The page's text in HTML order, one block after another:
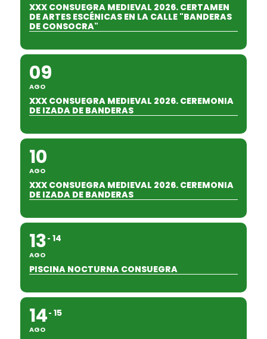
XXX CONSUEGRA MEDIEVAL 2026. CERTAMEN
DE ARTES ESCÉNICAS EN LA CALLE "BANDERAS
DE CONSOCRA"
09
AGO
XXX CONSUEGRA MEDIEVAL 2026. CEREMONIA
DE IZADA DE BANDERAS
10
AGO
XXX CONSUEGRA MEDIEVAL 2026. CEREMONIA
DE IZADA DE BANDERAS
13
AGO
14
PISCINA NOCTURNA CONSUEGRA
14
AGO
15